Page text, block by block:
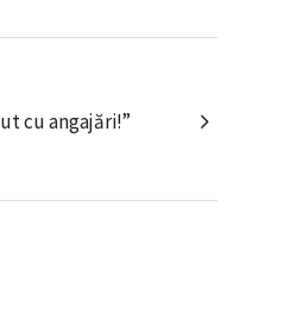
cu angajări!”